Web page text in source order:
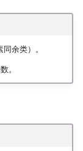
余类）。
。